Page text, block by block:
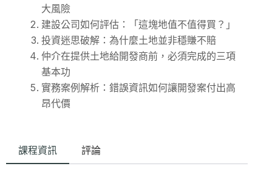
大風險
建設公司如何評估：「這塊地值不值得買？」
投資迷思破解：為什麼土地並非穩賺不賠
仲介在提供土地給開發商前，必須完成的三項
基本功
實務案例解析：錯誤資訊如何讓開發案付出高
昂代價
課程資訊 評論